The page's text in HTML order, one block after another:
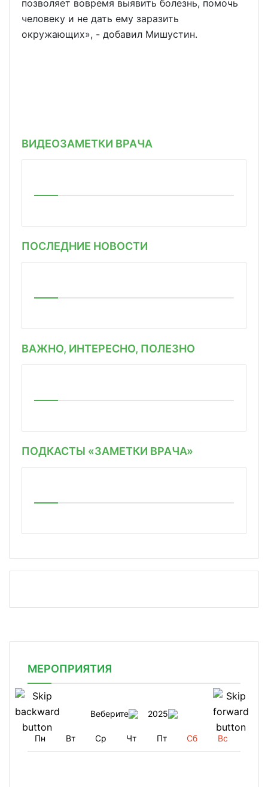
позволяет вовремя выявить болезнь, помочь
человеку и не дать ему заразить
окружающих», - добавил Мишустин.
ВИДЕОЗАМЕТКИ ВРАЧА
ПОСЛЕДНИЕ НОВОСТИ
ВАЖНО, ИНТЕРЕСНО, ПОЛЕЗНО
ПОДКАСТЫ «ЗАМЕТКИ ВРАЧА»
МЕРОПРИЯТИЯ
Веберите 2025
Пн Вт Ср Чт Пт Сб Вс